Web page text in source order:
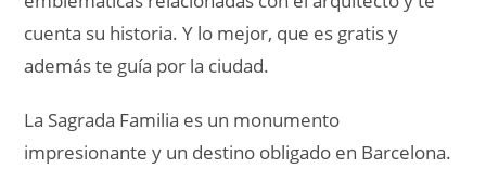
cuenta su historia. Y lo mejor, que es gratis y
además te guía por la ciudad.
La Sagrada Familia es un monumento
impresionante y un destino obligado en Barcelona.